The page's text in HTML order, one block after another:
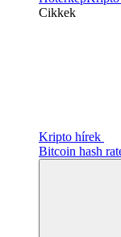
Cikkek
Kripto hírek
Bitcoin hash